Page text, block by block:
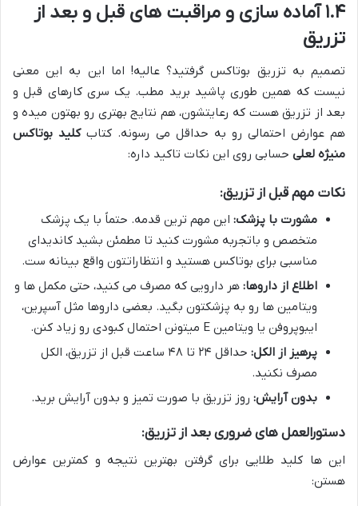
۱.۴ آماده سازی و مراقبت های قبل و بعد از
تزریق
تصمیم به تزریق بوتاکس گرفتید؟ عالیه! اما این به این معنی
نیست که همین طوری پاشید برید مطب. یک سری کارهای قبل و
بعد از تزریق هست که رعایتشون، هم نتایج بهتری رو بهتون میده و
هم عوارض احتمالی رو به حداقل می رسونه. کتابکلید بوتاکس
منیژه لعلی حسابی روی این نکات تاکید داره:
نکات مهم قبل از تزریق:
مشورت با پزشک: این مهم ترین قدمه. حتماً با یک پزشک
متخصص و باتجربه مشورت کنید تا مطمئن بشید کاندیدای
مناسبی برای بوتاکس هستید و انتظاراتتون واقع بینانه ست.
اطلاع از داروها: هر دارویی که مصرف می کنید، حتی مکمل ها و
ویتامین ها رو به پزشکتون بگید. بعضی داروها مثل آسپرین،
ایبوپروفن یا ویتامین E میتونن احتمال کبودی رو زیاد کنن.
پرهیز از الکل:
حداقل ۲۴ تا ۴۸ ساعت قبل از تزریق، الکل
مصرف نکنید.
بدون آرایش: روز تزریق با صورت تمیز و بدون آرایش برید.
دستورالعمل های ضروری بعد از تزریق:
این ها کلید طلایی برای گرفتن بهترین نتیجه و کمترین عوارض
هستن: